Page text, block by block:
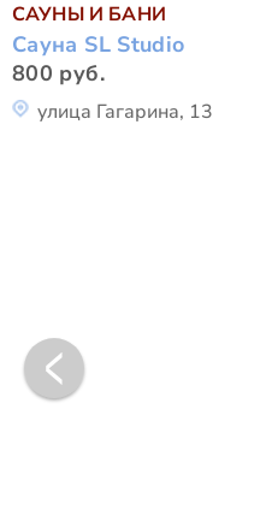
САУНЫ И БАНИ
Сауна SL Studio
800 руб.
улица Гагарина, 13